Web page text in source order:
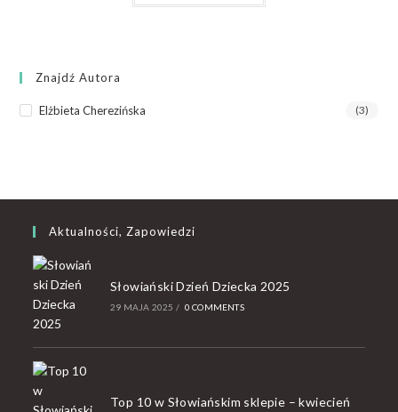
Znajdź Autora
Elżbieta Cherezińska (3)
Aktualności, Zapowiedzi
Słowiański Dzień Dziecka 2025
29 MAJA 2025 / 0 COMMENTS
Top 10 w Słowiańskim sklepie – kwiecień